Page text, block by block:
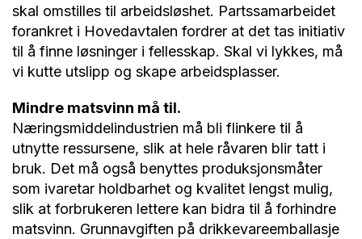
skal omstilles til arbeidsløshet. Partssamarbeidet
forankret i Hovedavtalen fordrer at det tas initiativ
til å finne løsninger i fellesskap. Skal vi lykkes, må
vi kutte utslipp og skape arbeidsplasser.
Mindre matsvinn må til.
Næringsmiddelindustrien må bli flinkere til å
utnytte ressursene, slik at hele råvaren blir tatt i
bruk. Det må også benyttes produksjonsmåter
som ivaretar holdbarhet og kvalitet lengst mulig,
slik at forbrukeren lettere kan bidra til å forhindre
matsvinn. Grunnavgiften på drikkevareemballasje